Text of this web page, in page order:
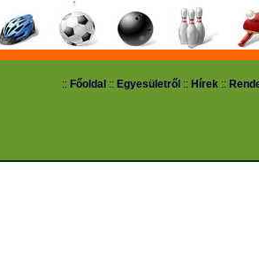
:: Főoldal :: Egyesületről :: Hírek ::